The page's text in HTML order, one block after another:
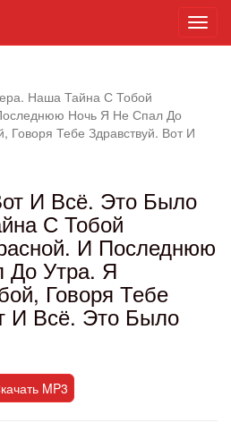
Наша Тайна С Тобой
Ночь Я Не Спал До
Тебе Здравствуй. Вот И
И Всё. Это Было
С Тобой
И Последнюю
До Утра. Я
Говоря Тебе
И Всё. Это Было
MP3